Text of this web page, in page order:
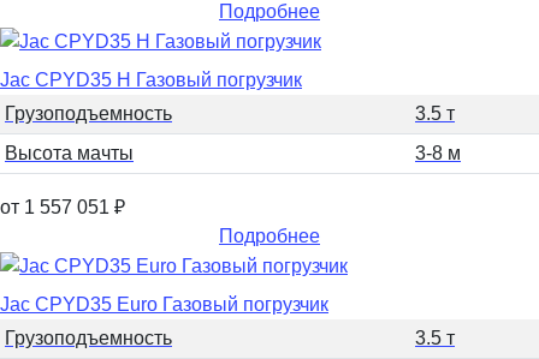
Подробнее
Jac CPYD35 H Газовый погрузчик
Грузоподъемность
3.5 т
Высота мачты
3-8 м
от 1 557 051 ₽
Подробнее
Jac CPYD35 Euro Газовый погрузчик
Грузоподъемность
3.5 т